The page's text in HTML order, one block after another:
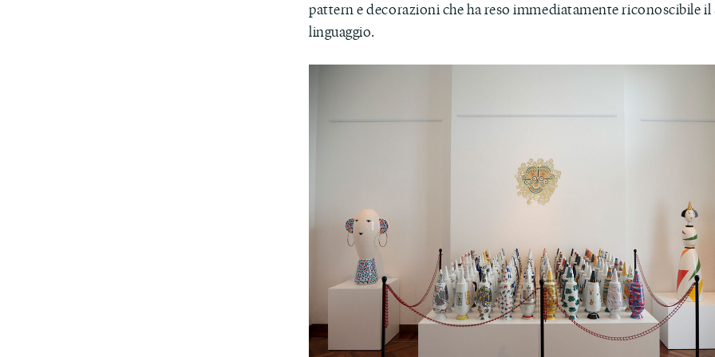
pattern e decorazioni che ha reso immediatamente riconoscibile il
linguaggio.